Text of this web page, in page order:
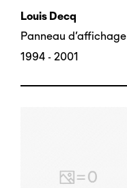
Louis Decq
Panneau d'affichage
1994 - 2001